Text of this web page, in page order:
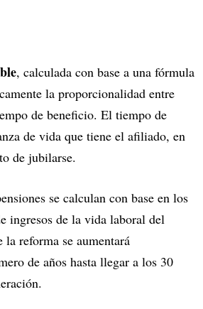
, calculada con base a una fórmula
la proporcionalidad entre
de beneficio. El tiempo de
de vida que tiene el afiliado, en
de jubilarse.
se calculan con base en los
ingresos de la vida laboral del
reforma se aumentará
de años hasta llegar a los 30